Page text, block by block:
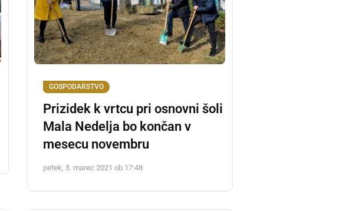
GOSPODARSTVO
Prizidek k vrtcu pri osnovni šoli
Mala Nedelja bo končan v
mesecu novembru
petek, 5. marec 2021 ob 17:48